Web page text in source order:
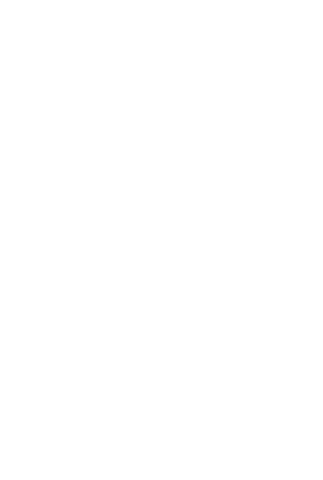
ს საფარი იმდენად თხელია,
ისახავენ მისი განვითარების
მისი მნიშვნელოვნად
მასალის თავზე
შედეგებს. დაფარული და
Pro-ს შეუძლია
ან გაუმჯობესებულ მუშაობას
ჰიდროდინამიკის
აუზი კლიმატით
სენსორები და
დაფარული მოდელის
ცხოვრებაში
დაბინძურება ცნობილია
75.2 % Staphylococcus aureus (USP
Pro-ს საფარების როლი
ყოვლისა, ჩვენი მუდმივი
პროდუქტები
არ შეიწოვს არცერთ საშიშ ან
ფოტოკატალიზური სპრეი-
ანტიმიკრობული
ნაერთებად. ფორმულა
ემატება იმავე კონტეინერს,
ზრდას და ამცირებს
ზედაპირებზე
(ICP-AES). Ceramic Pro Marine
testing found no detectable
Approval as an organotin-free
(w/w) regulatory threshold.
REACH (EC) No 1907/2006. None
the result is what it states.
classification. Flame did not spread
ISO 5659-2), and toxicity index